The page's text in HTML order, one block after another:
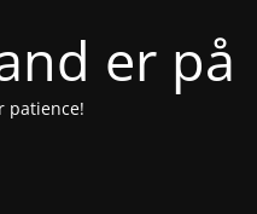
er på
patience!